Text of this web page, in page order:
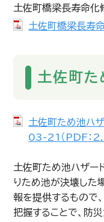
土佐町橋梁長寿命化
土佐町橋梁長寿
土佐町た
土佐町ため池
03-21（PDF：
土佐町ため池ハザー
りため池が決壊した
報を提供するもので
把握することで、防